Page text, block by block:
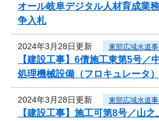
オール岐阜デジタル人材育成業
争入札
2024年3月28日更新 東部広域水道
【建設工事】6債施工東第5号／
処理機械設備（フロキュレータ
2024年3月28日更新 東部広域水道
【建設工事】施工可第8号／山